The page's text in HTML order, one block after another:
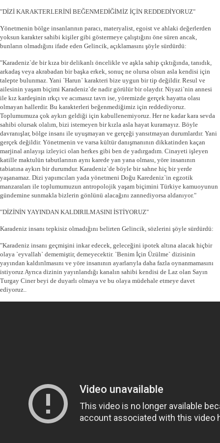
"DİZİ KARAKTERLERİNİ BEĞENMEDİĞİMİZ İÇİN REDDEDİYORUZ"
Yönetmenin bölge insanlarının paracı, materyalist, egoist ve ahlaki değerlerden
yoksun karakter sahibi kişiler gibi göstermeye çalıştığını öne süren ancak,
bunların olmadığını ifade eden Gelincik, açıklamasını şöyle sürdürdü:
"Karadeniz`de bir kıza bir delikanlı öncelikle ve aşkla sahip çıktığında, tanıdık,
arkadaş veya akrabadan bir başka erkek, sonuç ne olursa olsun asla kendisi için
talepte bulunmaz. Yani `Harun` karakteri bize uygun bir tip değildir. Resul ve
ailesinin yaşam biçimi Karadeniz`de nadir görülür bir olaydır. Niyazi`nin annesi
ile kız kardeşinin ırkçı ve acımasız tavrı ise, yöremizde gerçek hayatta olası
olmayan hallerdir. Bu karakterleri beğenmediğimiz için reddediyoruz.
Toplumumuza çok aykırı geldiği için kabullenemiyoruz. Her ne kadar kara sevda
sahibi olursak olalım, bizi istemeyen bir kızla asla hayat kuramayız. Böyle
davranışlar, bölge insanı ile uyuşmayan ve gerçeği yansıtmayan durumlardır. Yani
gerçek değildir. Yönetmenin ve varsa kültür danışmanının dikkatinden kaçan
marjinal anlayışı izleyici olan herkes gibi ben de yadırgadım. Cinayeti işleyen
katille maktulün tabutlarının aynı karede yan yana olması, yöre insanının
tabiatına aykırı bir durumdur. Karadeniz`de böyle bir sahne hiç bir yerde
yaşanamaz. Dizi yapımcıları yada yönetmeni Doğu Karedeniz`in egzotik
manzaraları ile toplumumuzun antropolojik yaşam biçimini Türkiye kamuoyunun
gündemine sunmakla bizlerin gönlünü alacağını zannediyorsa aldanıyor."
"DİZİNİN YAYINDAN KALDIRILMASINI İSTİYORUZ"
Karadeniz insanı tepkisiz olmadığını belirten Gelincik, sözlerini şöyle sürdürdü:
"Karadeniz insanı geçmişini inkar edecek, geleceğini ipotek altına alacak hiçbir
olaya `eyvallah` dememiştir, demeyecektir. `Benim İçin Üzülme` dizisinin
yayından kaldırılmasını ve yöre insanının ayarlarıyla daha fazla oynanmamasını
istiyoruz Ayrıca dizinin yayınlandığı kanalın sahibi kendisi de Laz olan Sayın
Turgay Ciner beyi de duyarlı olmaya ve bu olaya müdehale etmeye davet
ediyoruz..